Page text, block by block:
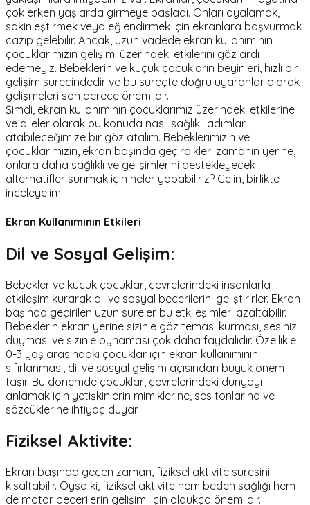
çok erken yaşlarda girmeye başladı. Onları oyalamak,
sakinleştirmek veya eğlendirmek için ekranlara başvurmak
cazip gelebilir. Ancak, uzun vadede ekran kullanımının
çocuklarımızın gelişimi üzerindeki etkilerini göz ardı
edemeyiz. Bebeklerin ve küçük çocukların beyinleri, hızlı bir
gelişim sürecindedir ve bu süreçte doğru uyaranlar alarak
gelişmeleri son derece önemlidir.
Şimdi, ekran kullanımının çocuklarımız üzerindeki etkilerine
ve aileler olarak bu konuda nasıl sağlıklı adımlar
atabileceğimize bir göz atalım. Bebeklerimizin ve
çocuklarımızın, ekran başında geçirdikleri zamanın yerine,
onlara daha sağlıklı ve gelişimlerini destekleyecek
alternatifler sunmak için neler yapabiliriz? Gelin, birlikte
inceleyelim.
Ekran Kullanımının Etkileri
Dil ve Sosyal Gelişim:
Bebekler ve küçük çocuklar, çevrelerindeki insanlarla
etkileşim kurarak dil ve sosyal becerilerini geliştirirler. Ekran
başında geçirilen uzun süreler bu etkileşimleri azaltabilir.
Bebeklerin ekran yerine sizinle göz teması kurması, sesinizi
duyması ve sizinle oynaması çok daha faydalıdır. Özellikle
0-3 yaş arasındaki çocuklar için ekran kullanımının
sıfırlanması, dil ve sosyal gelişim açısından büyük önem
taşır. Bu dönemde çocuklar, çevrelerindeki dünyayı
anlamak için yetişkinlerin mimiklerine, ses tonlarına ve
sözcüklerine ihtiyaç duyar.
Fiziksel Aktivite:
Ekran başında geçen zaman, fiziksel aktivite süresini
kısaltabilir. Oysa ki, fiziksel aktivite hem beden sağlığı hem
de motor becerilerin gelişimi için oldukça önemlidir.